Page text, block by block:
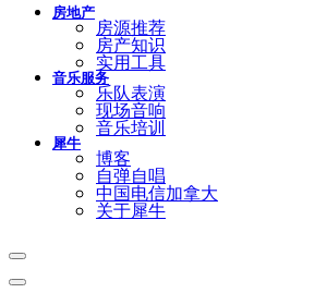
房地产
房源推荐
房产知识
实用工具
音乐服务
乐队表演
现场音响
音乐培训
犀牛
博客
自弹自唱
中国电信加拿大
关于犀牛